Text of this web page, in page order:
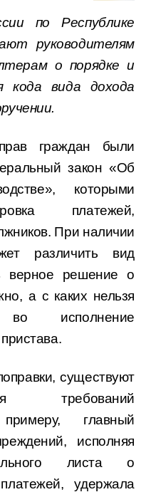
по Республике
руководителям
о порядке и
кода вида дохода
граждан были
закон «Об
которыми
платежей,
При наличии
различить вид
верное решение о
а с каких нельзя
исполнение
существуют
требований
главный
исполняя
листа о
удержала